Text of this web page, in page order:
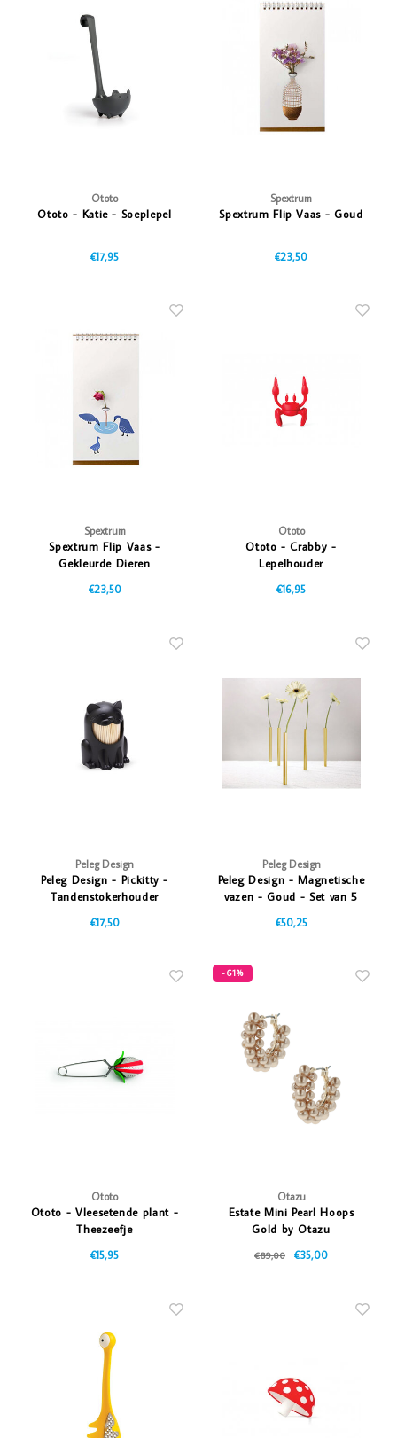
Ototo
Ototo - Katie - Soeplepel
€17,95
Spextrum
Spextrum Flip Vaas - Goud
€23,50
Spextrum
Spextrum Flip Vaas -
Gekleurde Dieren
€23,50
Ototo
Ototo - Crabby -
Lepelhouder
€16,95
Peleg Design
Peleg Design - Pickitty -
Tandenstokerhouder
€17,50
Peleg Design
Peleg Design - Magnetische
vazen - Goud - Set van 5
€50,25
Ototo
Ototo - Vleesetende plant -
Theezeefje
€15,95
-61%
Otazu
Estate Mini Pearl Hoops
Gold by Otazu
€89,00 €35,00